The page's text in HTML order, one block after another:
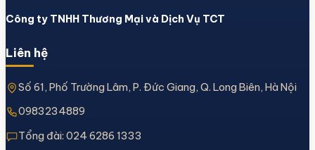
Công ty TNHH Thương Mại và Dịch Vụ TCT
Liên hệ
Số 61, Phố Trường Lâm, P. Đức Giang, Q. Long Biên, Hà Nội
0983234889
Tổng đài: 024 6286 1333